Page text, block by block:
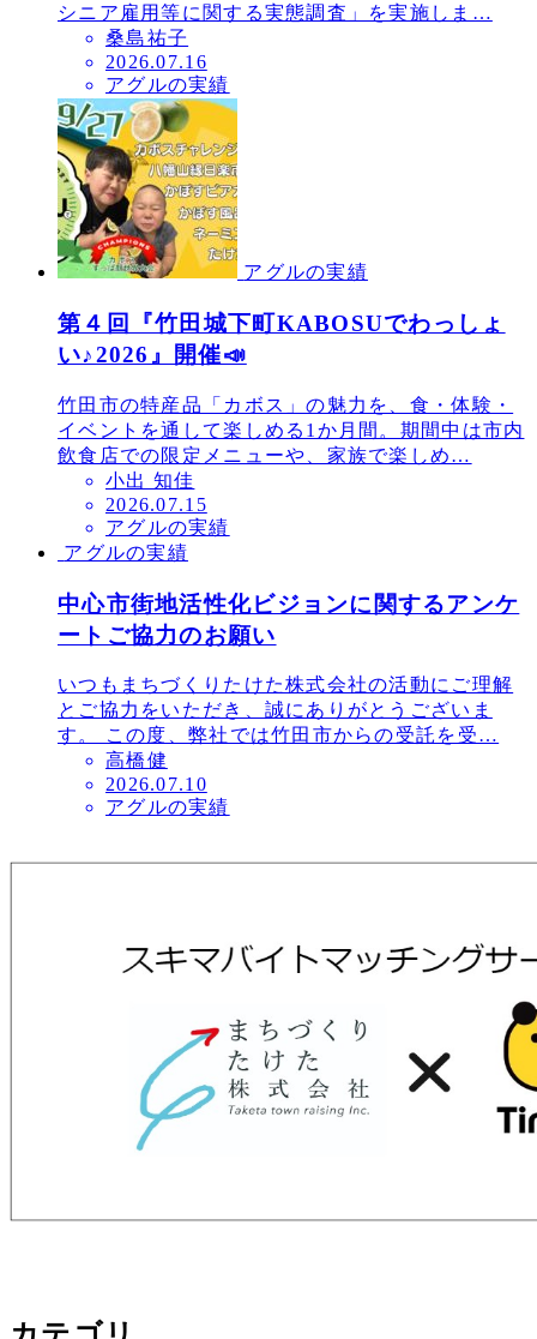
シニア雇用等に関する実態調査」を実施しま…
桑島祐子
投
稿
日
2026.07.16
アグルの実績
アグルの実績
第４回『竹田城下町KABOSUでわっしょ
い♪2026』開催📣
竹田市の特産品「カボス」の魅力を、食・体験・
イベントを通して楽しめる1か月間。期間中は市内
飲食店での限定メニューや、家族で楽しめ…
小出 知佳
投
稿
日
2026.07.15
アグルの実績
アグルの実績
中心市街地活性化ビジョンに関するアンケ
ートご協力のお願い
いつもまちづくりたけた株式会社の活動にご理解
とご協力をいただき、誠にありがとうございま
す。 この度、弊社では竹田市からの受託を受…
高橋健
投
稿
2026.07.10
アグルの実績